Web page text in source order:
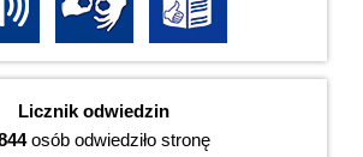
Licznik odwiedzin
osób odwiedziło stronę